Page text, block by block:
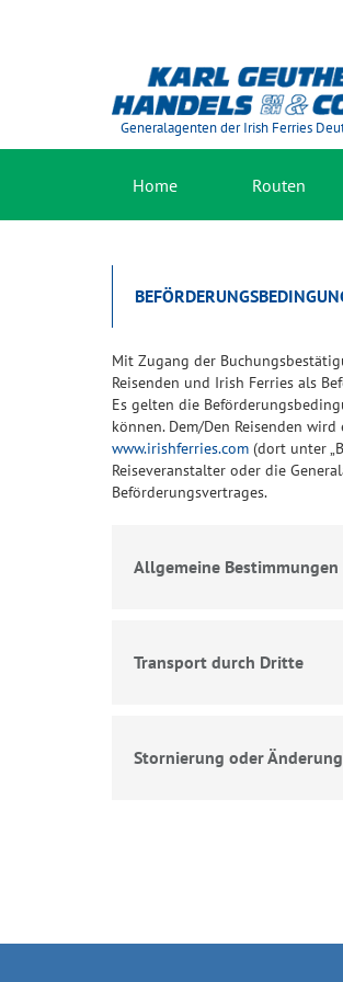
Generalagenten der Irish Ferries
Home Routen
Mit Zugang der
Reisenden und Irish Ferries als
Es gelten die
können. Dem/Den Reisenden
www.irishferries.com (dort unter
Reiseveranstalter oder die
Beförderungsvertrages.
Allgemeine Bestimmungen
Transport durch Dritte
Stornierung oder